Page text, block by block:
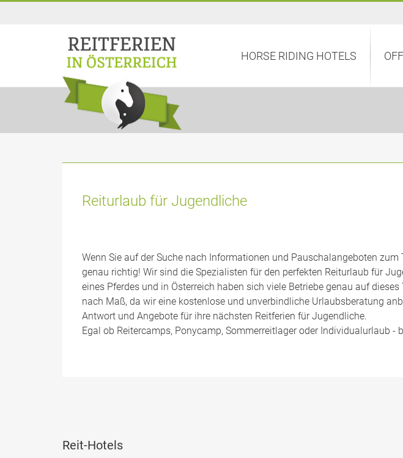
HORSE RIDING HOTELS
Reiturlaub für Jugendliche
Wenn Sie auf der Suche nach Informationen und Pauschalangeboten
genau richtig! Wir sind die Spezialisten für den perfekten Reiturlaub für
eines Pferdes und in Österreich haben sich viele Betriebe genau auf
nach Maß, da wir eine kostenlose und unverbindliche Urlaubsberatung
Antwort und Angebote für ihre nächsten Reitferien für Jugendliche.
Egal ob Reitercamps, Ponycamp, Sommerreitlager oder Individualurlaub -
Reit-Hotels